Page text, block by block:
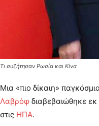
Τι συζήτησαν Ρωσία και Κίνα
Μια «πιο δίκαιη»
Λαβρόφ διαβεβαιώθηκε
στις ΗΠΑ.